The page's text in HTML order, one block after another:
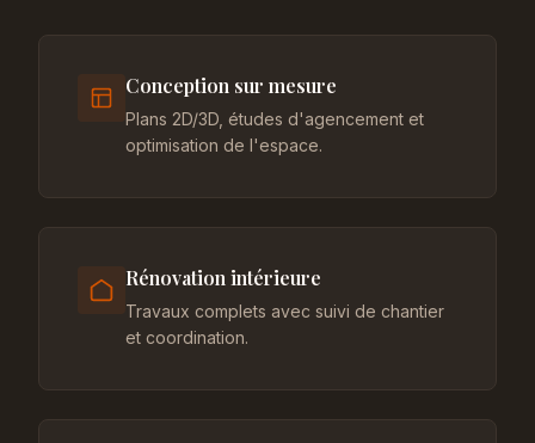
Conception sur mesure
Plans 2D/3D, études d'agencement et
optimisation de l'espace.
Rénovation intérieure
Travaux complets avec suivi de chantier
et coordination.